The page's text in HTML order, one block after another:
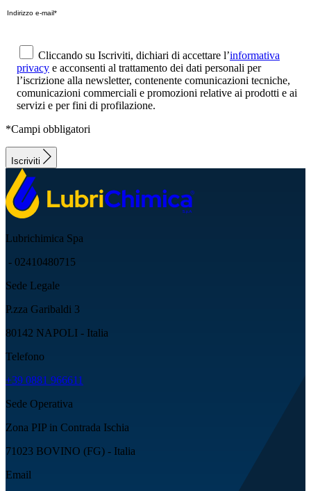
Cliccando su Iscriviti, dichiari di accettare l’informativa
privacy e acconsenti al trattamento dei dati personali per
l’iscrizione alla newsletter, contenente comunicazioni tecniche,
comunicazioni commerciali e promozioni relative ai prodotti e ai
servizi e per fini di profilazione.
*Campi obbligatori
Iscriviti
Lubrichimica Spa
- 02410480715
Sede Legale
P.zza Garibaldi 3
80142 NAPOLI - Italia
Telefono
+39 0881 966611
Sede Operativa
Zona PIP in Contrada Ischia
71023 BOVINO (FG) - Italia
Email